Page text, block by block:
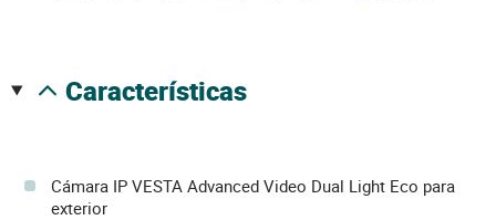
características
Cámara IP VESTA Advanced Video Dual Light Eco para
exterior